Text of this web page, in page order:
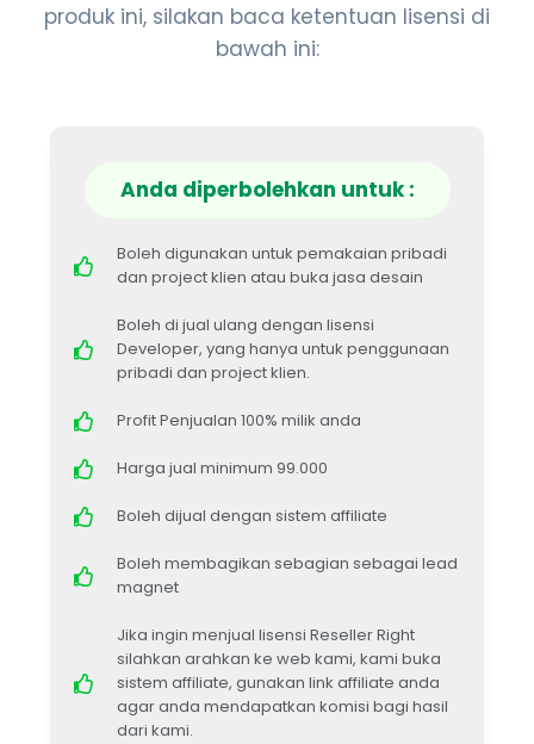
produk ini, silakan baca ketentuan lisensi di
bawah ini:
Anda diperbolehkan untuk :
Boleh digunakan untuk pemakaian pribadi
dan project klien atau buka jasa desain
Boleh di jual ulang dengan lisensi
Developer, yang hanya untuk penggunaan
pribadi dan project klien.
Profit Penjualan 100% milik anda
Harga jual minimum 99.000
Boleh dijual dengan sistem affiliate
Boleh membagikan sebagian sebagai lead
magnet
Jika ingin menjual lisensi Reseller Right
silahkan arahkan ke web kami, kami buka
sistem affiliate, gunakan link affiliate anda
agar anda mendapatkan komisi bagi hasil
dari kami.